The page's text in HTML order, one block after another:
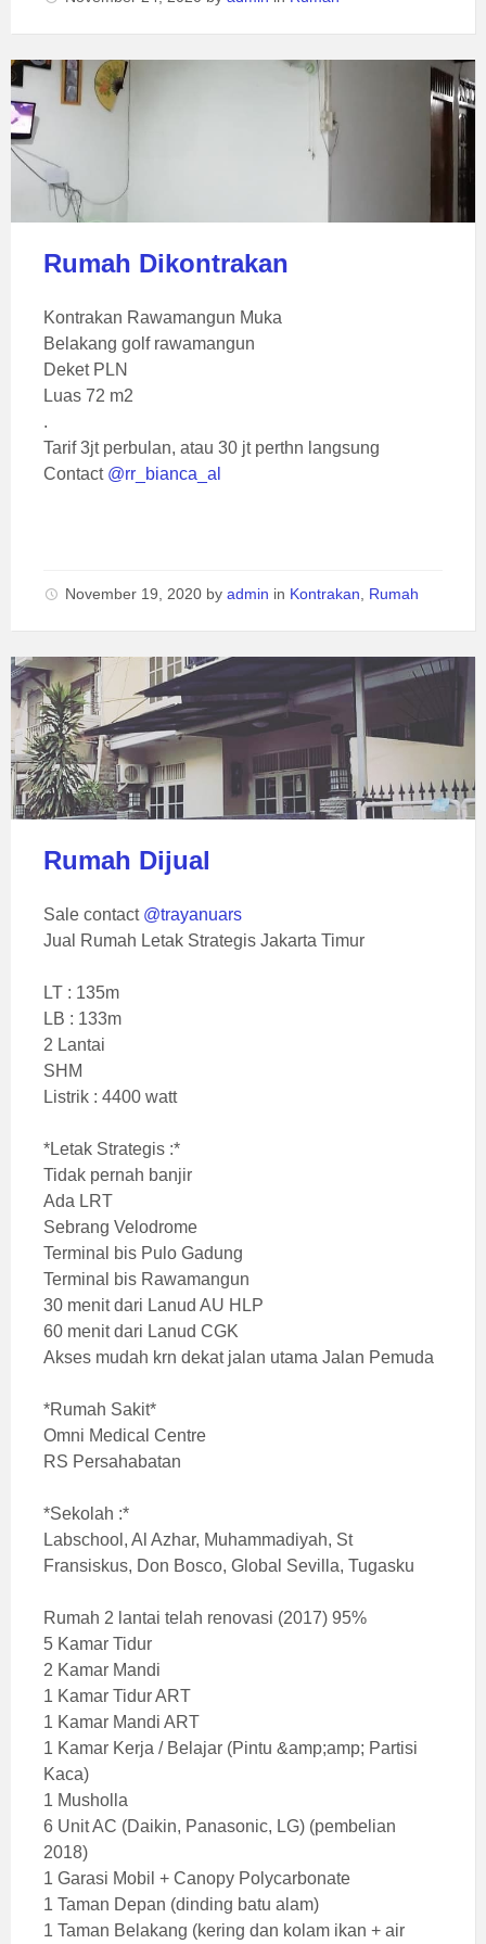
Rumah Dikontrakan
Kontrakan Rawamangun Muka
Belakang golf rawamangun
Deket PLN
Luas 72 m2
.
Tarif 3jt perbulan, atau 30 jt perthn langsung
Contact @rr_bianca_al
November 19, 2020 by admin in Kontrakan Rumah
Rumah Dijual
Sale contact @trayanuars
Jual Rumah Letak Strategis Jakarta Timur
LT : 135m
LB : 133m
2 Lantai
SHM
Listrik : 4400 watt
*Letak Strategis :*
Tidak pernah banjir
Ada LRT
Sebrang Velodrome
Terminal bis Pulo Gadung
Terminal bis Rawamangun
30 menit dari Lanud AU HLP
60 menit dari Lanud CGK
Akses mudah krn dekat jalan utama Jalan Pemuda
*Rumah Sakit*
Omni Medical Centre
RS Persahabatan
*Sekolah :*
Labschool, Al Azhar, Muhammadiyah, St
Fransiskus, Don Bosco, Global Sevilla, Tugasku
Rumah 2 lantai telah renovasi (2017) 95%
5 Kamar Tidur
2 Kamar Mandi
1 Kamar Tidur ART
1 Kamar Mandi ART
1 Kamar Kerja / Belajar (Pintu &amp;amp; Partisi
Kaca)
1 Musholla
6 Unit AC (Daikin, Panasonic, LG) (pembelian
2018)
1 Garasi Mobil + Canopy Polycarbonate
1 Taman Depan (dinding batu alam)
1 Taman Belakang (kering dan kolam ikan + air